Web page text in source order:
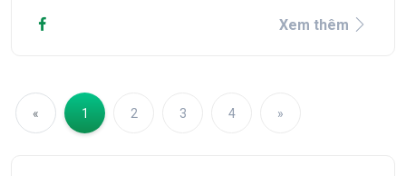
Xem thêm
« Previous1 2 3 4 »